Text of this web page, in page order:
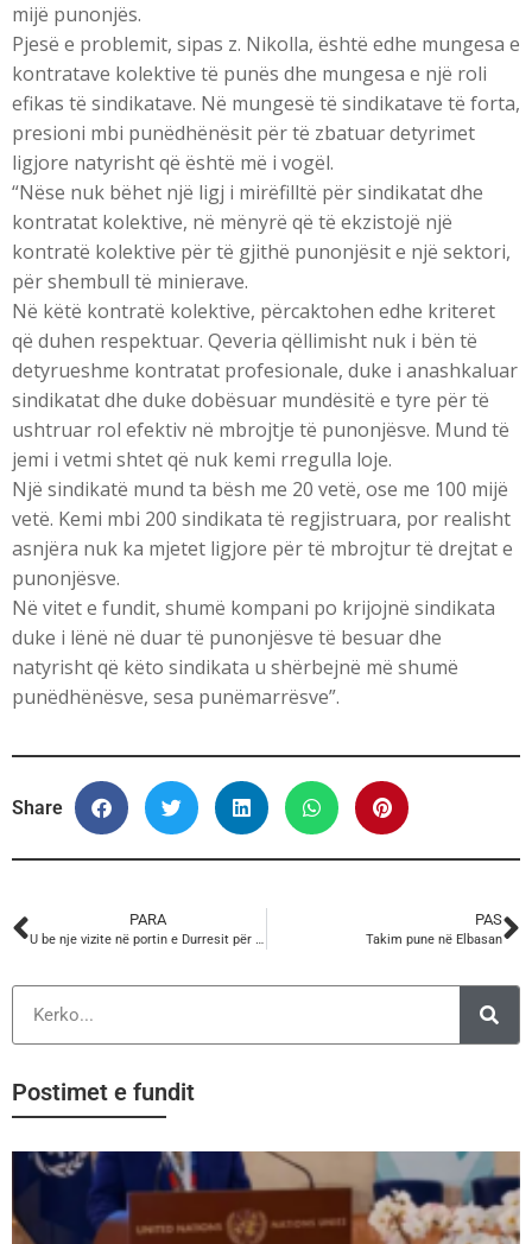
mijë punonjës.
Pjesë e problemit, sipas z. Nikolla, është edhe mungesa e
kontratave kolektive të punës dhe mungesa e një roli
efikas të sindikatave. Në mungesë të sindikatave të forta,
presioni mbi punëdhënësit për të zbatuar detyrimet
ligjore natyrisht që është më i vogël.
“Nëse nuk bëhet një ligj i mirëfilltë për sindikatat dhe
kontratat kolektive, në mënyrë që të ekzistojë një
kontratë kolektive për të gjithë punonjësit e një sektori,
për shembull të minierave.
Në këtë kontratë kolektive, përcaktohen edhe kriteret
që duhen respektuar. Qeveria qëllimisht nuk i bën të
detyrueshme kontratat profesionale, duke i anashkaluar
sindikatat dhe duke dobësuar mundësitë e tyre për të
ushtruar rol efektiv në mbrojtje të punonjësve. Mund të
jemi i vetmi shtet që nuk kemi rregulla loje.
Një sindikatë mund ta bësh me 20 vetë, ose me 100 mijë
vetë. Kemi mbi 200 sindikata të regjistruara, por realisht
asnjëra nuk ka mjetet ligjore për të mbrojtur të drejtat e
punonjësve.
Në vitet e fundit, shumë kompani po krijojnë sindikata
duke i lënë në duar të punonjësve të besuar dhe
natyrisht që këto sindikata u shërbejnë më shumë
punëdhënësve, sesa punëmarrësve”.
Share
PARA
U be nje vizite në portin e Durresit për të kryer inspektimin e anijeve për sa i përket kushteve të jetesës dhe punës në anije – Konventa e ILO për Punën e Detarëve (MLC 2006)
PAS
Takim pune në Elbasan
Postimet e fundit